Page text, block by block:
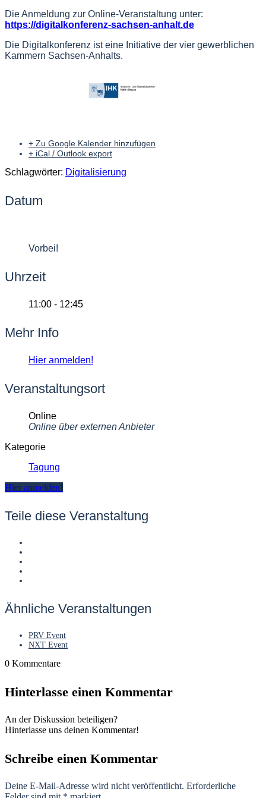
Die Anmeldung zur Online-Veranstaltung unter:
https://digitalkonferenz-sachsen-anhalt.de
Die Digitalkonferenz ist eine Initiative der vier gewerblichen
Kammern Sachsen-Anhalts.
+ Zu Google Kalender hinzufügen
+ iCal / Outlook export
Schlagwörter: Digitalisierung
Datum
Vorbei!
Uhrzeit
11:00 - 12:45
Mehr Info
Hier anmelden!
Veranstaltungsort
Online
Online über externen Anbieter
Kategorie
Tagung
Hier anmelden!
Teile diese Veranstaltung
Ähnliche Veranstaltungen
PRV Event
NXT Event
0 Kommentare
Hinterlasse einen Kommentar
An der Diskussion beteiligen?
Hinterlasse uns deinen Kommentar!
Schreibe einen Kommentar
Deine E-Mail-Adresse wird nicht veröffentlicht. Erforderliche